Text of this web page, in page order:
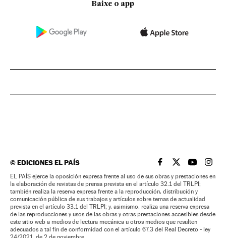
Baixe o app
©EDICIONES EL PAÍS EL PAÍS BRASIL EN
EL PAÍSEL PAÍS
EL
EL PAÍS ejerce la oposición expresa frente al uso de sus obras y prestaciones en
la elaboración de revistas de prensa prevista en el artículo 32.1 del TRLPI;
también realiza la reserva expresa frente a la reproducción, distribución y
comunicación pública de sus trabajos y artículos sobre temas de actualidad
prevista en el artículo 33.1 del TRLPI; y, asimismo, realiza una reserva expresa
de las reproducciones y usos de las obras y otras prestaciones accesibles desde
este sitio web a medios de lectura mecánica u otros medios que resulten
adecuados a tal fin de conformidad con el artículo 67.3 del Real Decreto - ley